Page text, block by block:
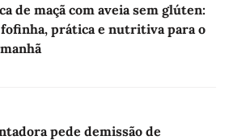
de maçã com aveia sem glúten:
prática e nutritiva para o
pede demissão de